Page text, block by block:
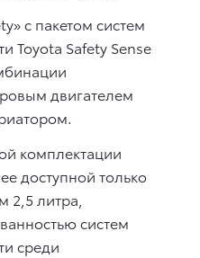
с пакетом систем
Toyota Safety Sense
двигателем
комплектации
доступной только
2,5 литра,
систем
среди